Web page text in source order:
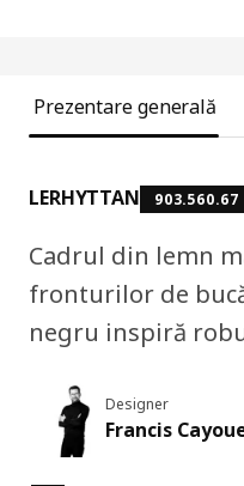
Prezentare generală
LERHYTTAN 903.560.67
Cadrul din lemn
fronturilor de
negru inspiră
Designer
Francis